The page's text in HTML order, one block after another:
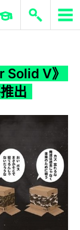
ERP 與商業 AI
Solid V》
出